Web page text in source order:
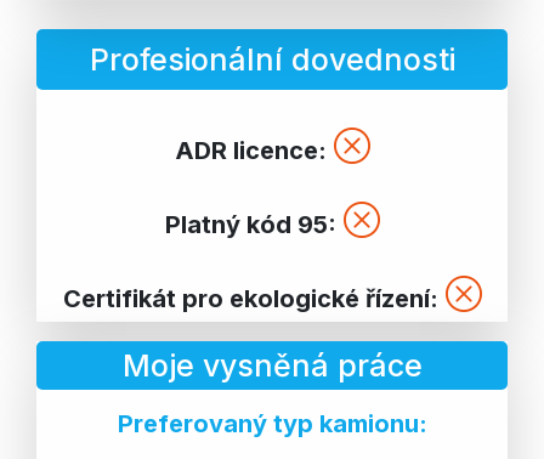
Profesionální dovednosti
ADR licence:
Platný kód 95:
Certifikát pro ekologické řízení:
Moje vysněná práce
Preferovaný typ kamionu: